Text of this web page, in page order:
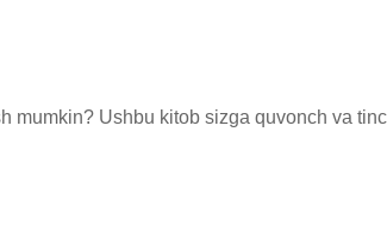
Ushbu kitob sizga quvonch va